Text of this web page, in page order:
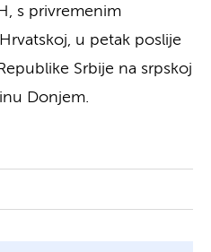
s privremenim
u petak poslije
Srbije na srpskoj
Donjem.